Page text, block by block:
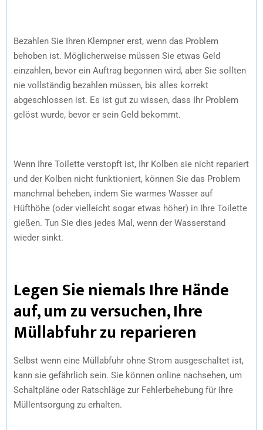
Bezahlen Sie Ihren Klempner erst, wenn das Problem
behoben ist. Möglicherweise müssen Sie etwas Geld
einzahlen, bevor ein Auftrag begonnen wird, aber Sie sollten
nie vollständig bezahlen müssen, bis alles korrekt
abgeschlossen ist. Es ist gut zu wissen, dass Ihr Problem
gelöst wurde, bevor er sein Geld bekommt.
Wenn Ihre Toilette verstopft ist, Ihr Kolben sie nicht repariert
und der Kolben nicht funktioniert, können Sie das Problem
manchmal beheben, indem Sie warmes Wasser auf
Hüfthöhe (oder vielleicht sogar etwas höher) in Ihre Toilette
gießen. Tun Sie dies jedes Mal, wenn der Wasserstand
wieder sinkt.
Legen Sie niemals Ihre Hände
auf, um zu versuchen, Ihre
Müllabfuhr zu reparieren
Selbst wenn eine Müllabfuhr ohne Strom ausgeschaltet ist,
kann sie gefährlich sein. Sie können online nachsehen, um
Schaltpläne oder Ratschläge zur Fehlerbehebung für Ihre
Müllentsorgung zu erhalten.